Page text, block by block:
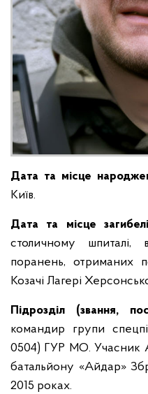
Дата та місце
Київ.
Дата та місце
столичному шпиталі,
поранень, отриманих
Козачі Лагері
Підрозділ (звання,
командир групи
0504) ГУР МО. Учасник
батальйону «Айдар»
2015 роках.